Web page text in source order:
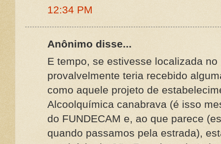
12:34 PM
Anônimo disse...
E tempo, se estivesse localizada
provalvelmente teria recebido
como aquele projeto de
Alcoolquímica canabrava (é isso
do FUNDECAM e, ao que parece
quando passamos pela estrada),